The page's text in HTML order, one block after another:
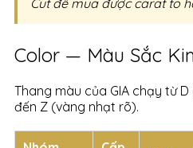
Cut để mua được carat to
Color — Màu Sắc
Thang màu của GIA chạy từ
đến Z (vàng nhạt rõ).